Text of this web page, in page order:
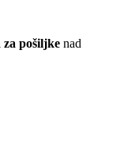
za pošiljke nad